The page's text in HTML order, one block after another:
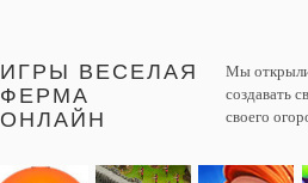
ИГРЫ ВЕСЕЛАЯ
ФЕРМА
ОНЛАЙН
Мы открыли
создавать
своего